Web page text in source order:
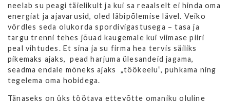
neelab su peagi täielikult ja kui sa reaalselt ei hinda oma
energiat ja ajavarusid, oled läbipõlemise lävel. Veiko
võrdles seda olukorda spordivigastusega – tasa ja
targu trenni tehes jõuad kaugemale kui viimase piiri
peal vihtudes. Et sina ja su firma hea tervis säiliks
pikemaks ajaks, pead harjuma ülesandeid jagama,
seadma endale mõneks ajaks „töökeelu”, puhkama ning
tegelema oma hobidega.
Tänaseks on üks töötava ettevõtte omaniku oluline